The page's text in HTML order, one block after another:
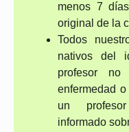
menos 7
original de la
Todos
nativos del
profesor
enfermedad
un profesor
informado